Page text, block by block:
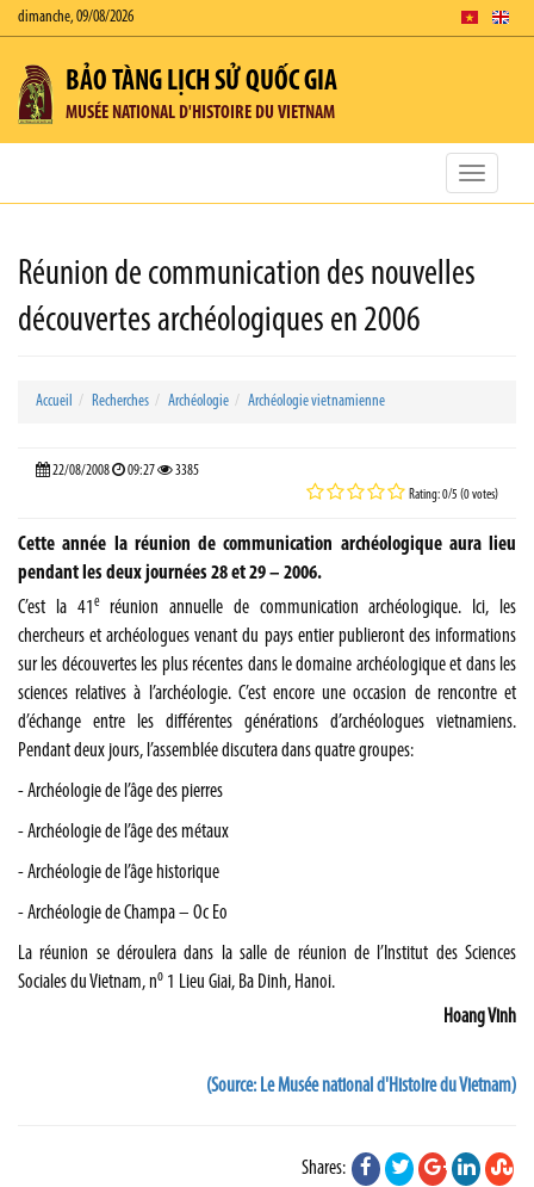
dimanche, 09/08/2026
BẢO TÀNG LỊCH SỬ QUỐC GIA
MUSÉE NATIONAL D'HISTOIRE DU VIETNAM
Toggle
Réunion de communication des nouvelles
découvertes archéologiques en 2006
Accueil Recherches Archéologie Archéologie vietnamienne
22/08/2008 09:27 3385
Rating: 0/5 (0 votes)
Cette année la réunion de communication archéologique aura lieu
pendant les deux journées 28 et 29 – 2006.
C’est la 41 eréunion annuelle de communication archéologique. Ici, les
chercheurs et archéologues venant du pays entier publieront des informations
sur les découvertes les plus récentes dans le domaine archéologique et dans les
sciences relatives à l’archéologie. C’est encore une occasion de rencontre et
d’échange entre les différentes générations d’archéologues vietnamiens.
Pendant deux jours, l’assemblée discutera dans quatre groupes:
- Archéologie de l’âge despierres
- Archéologie de l’âge des métaux
- Archéologie de l’âge historique
- Archéologie de Champa – Oc Eo
La réunion se déroulera dans la salle de réunion de l’Institut des Sciences
Sociales du Vietnam, no 1 Lieu Giai, Ba Dinh, Hanoi.
Hoang Vinh
(Source: Le Musée national d'Histoire du Vietnam)
Shares: